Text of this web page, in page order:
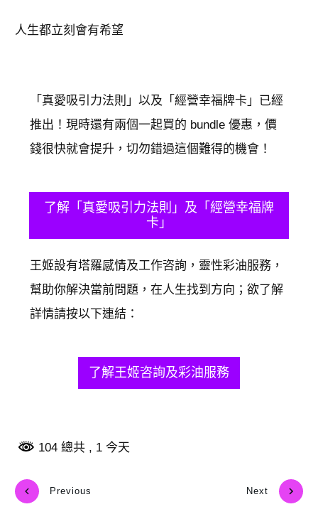
人生都立刻會有希望
​「真愛吸引力法則」以及「經營幸福牌卡」已經
推出！現時還有兩個一起買的 bundle 優惠，價
錢很快就會提升，切勿錯過這個難得的機會！
​了解「真愛吸引力法則」及「經營幸福牌
卡」
​王姬設有塔羅感情及工作咨詢，靈性彩油服務，
幫助你解決當前問題，在人生找到方向；欲了解
詳情請按以下連結：
了解王姬咨詢及彩油服務
104 總共 , 1 今天
Previous Next